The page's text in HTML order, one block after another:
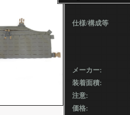
仕様/構成等
メーカー:
装着面積:
注意:
価格: